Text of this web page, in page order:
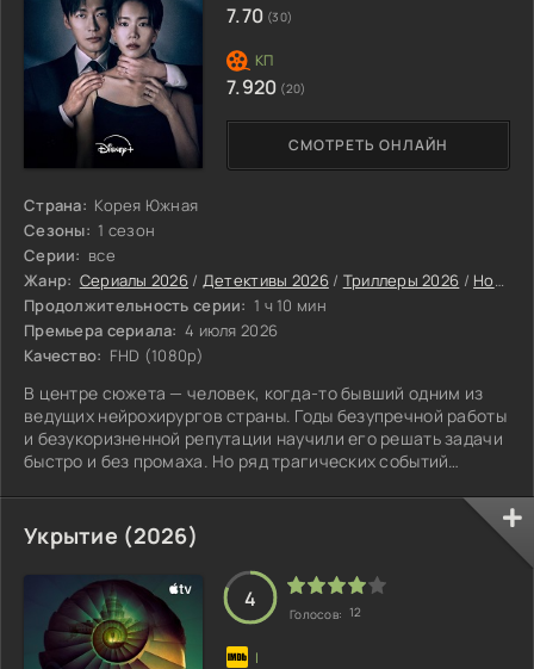
Страна: Корея Южная
Сезоны: 1 сезон
Серии: все
Жанр: Сериалы 2026 / Детективы 2026/ Триллеры 2026 / Новинки сериалов 2026
Продолжительность серии: 1 ч 10 мин
Премьера сериала: 4 июля 2026
Качество: FHD (1080p)
В центре сюжета — человек, когда-то бывший одним из
ведущих нейрохирургов страны. Годы безупречной работы
и безукоризненной репутации научили его решать задачи
быстро и без промаха. Но ряд трагических событий
СМОТРЕТЬ ОНЛАЙН
7.70 (30)
7.920 (20)
Укрытие (2026)
4
Голосов: 12